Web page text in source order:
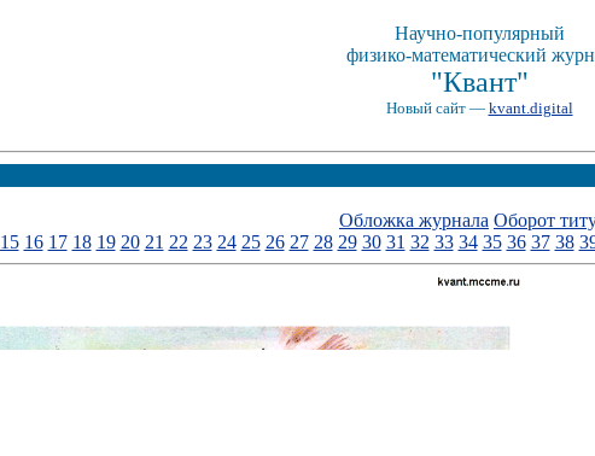
Научно-популярный
физико-математический
"Квант"
Новый сайт — kvant.digital
Обложка журнала Оборот
15 16 17 18 19 20 21 22 23 24 25 26 27 28 29 30 31 32 33 34 35 36 37 38